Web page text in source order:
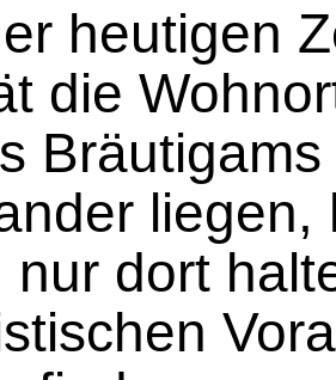
heutigen
die
liegen,
nur dort